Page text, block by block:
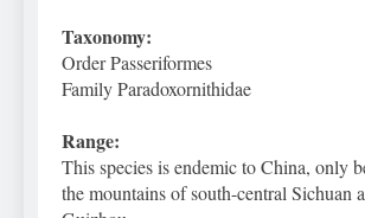
Taxonomy:
Order Passeriformes
Family Paradoxornithidae
Range:
This species is endemic to China, only
the mountains of south-central Sichuan